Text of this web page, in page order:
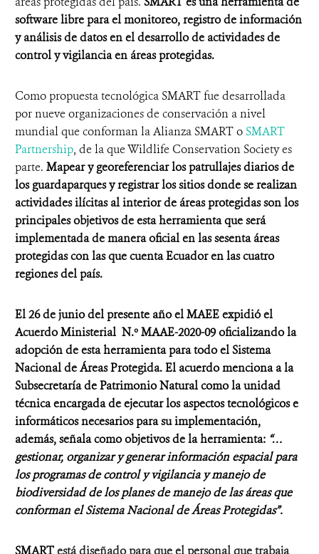
software libre para el monitoreo,registro de información
y análisis de datosen el desarrollo de actividades de
control y vigilancia en áreas protegidas.
Como propuestatecnológicaSMART fue desarrollada
por nueve organizaciones de conservación a nivel
mundialque conforman la Alianza SMART oSMART
Partnership, de la que Wildlife Conservation Society es
parte. Mapear y georeferenciar los patrullajes diariosde
los guardaparquesy registrar los sitios donde se realizan
actividades ilícitas al interior de áreas protegidas son los
principales objetivos de esta herramientaque será
implementada de manera oficial en las sesenta áreas
protegidas con las que cuenta Ecuador en las cuatro
regiones del país.
El 26 dejunio del presente añoel MAEE expidió el
Acuerdo Ministerial N.º MAAE-2020-09 oficializando la
adopción de esta herramienta para todo el Sistema
Nacional de Áreas Protegida.El acuerdo menciona a la
Subsecretaría de Patrimonio Natural como la unidad
técnica encargada de ejecutar los aspectos tecnológicos e
informáticos necesarios para su implementación,
además, señala como objetivos de la herramienta: “…
gestionar, organizar y generar información espacial para
los programas de control y vigilancia y manejo de
biodiversidad de los planes de manejo de las áreas que
conforman elSistema Nacional de Áreas Protegidas”.